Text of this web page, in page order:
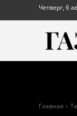
Четверг, 6
Главная